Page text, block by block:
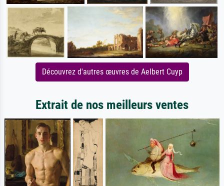
Découvrez d'autres œuvres de Aelbert Cuyp
Extrait de nos meilleurs ventes